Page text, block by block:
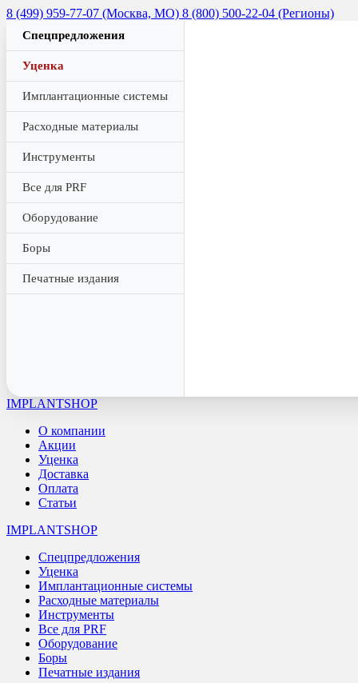
8 (499) 959-77-07 (Москва, МО) 8 (800) 500-22-04 (Регионы)
Спецпредложения
Уценка
Имплантационные системы
Расходные материалы
Инструменты
Все для PRF
Оборудование
Боры
Печатные издания
IMPLANTSHOP
О компании
Акции
Уценка
Доставка
Оплата
Статьи
IMPLANTSHOP
Спецпредложения
Уценка
Имплантационные системы
Расходные материалы
Инструменты
Все для PRF
Оборудование
Боры
Печатные издания